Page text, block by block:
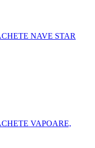
NAVE STAR
VAPOARE,